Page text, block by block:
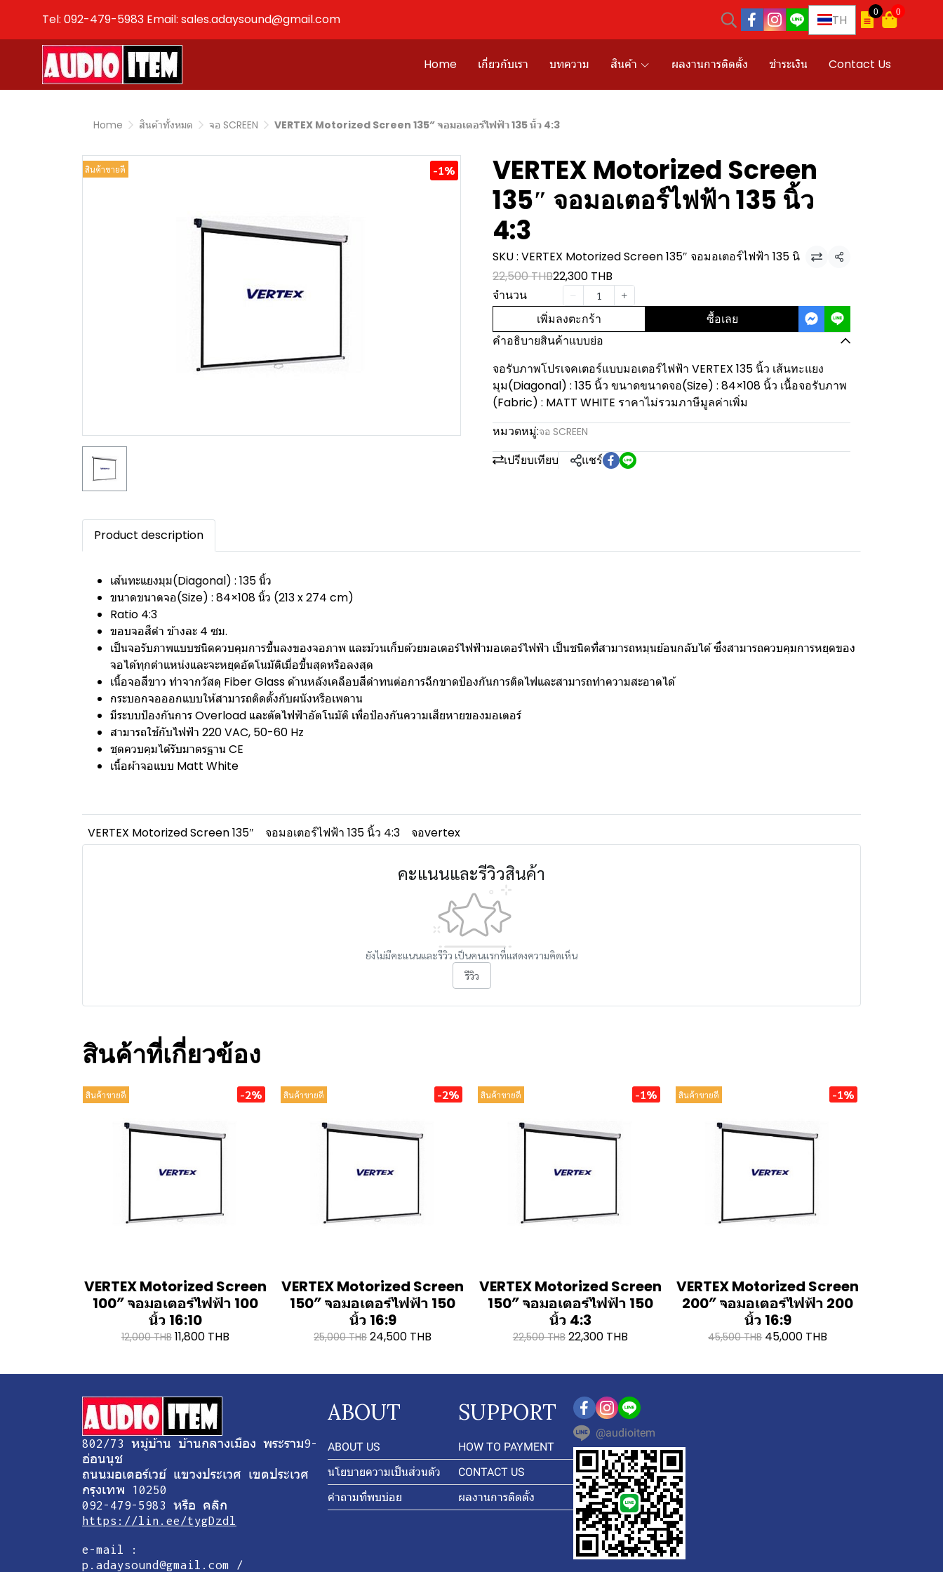
Tel: 092-479-5983 Email: sales.adaysound@gmail.com TH
0 0
Home เกี่ยวกับเรา บทความ สินค้า ผลงานการติดตั้ง ชำระเงิน Contact Us
Home สินค้าทั้งหมด จอ SCREEN VERTEX Motorized Screen 135″ จอมอเตอร์ไฟฟ้า 135 นิ้ว 4:3
สินค้าขายดี -1%
VERTEX Motorized Screen
135″ จอมอเตอร์ไฟฟ้า 135 นิ้ว
4:3
SKU : VERTEX Motorized Screen 135″ จอมอเตอร์ไฟฟ้า 135 นิ แชร์
22,500 THB22,300 THB
จำนวน
เพิ่มลงตะกร้า ซื้อเลย
คำอธิบายสินค้าแบบย่อ
จอรับภาพโปรเจคเตอร์แบบมอเตอร์ไฟฟ้า VERTEX 135 นิ้ว เส้นทะแยง
มุม(Diagonal) : 135 นิ้ว ขนาดขนาดจอ(Size) : 84×108 นิ้ว เนื้อจอรับภาพ
(Fabric) : MATT WHITE ราคาไม่รวมภาษีมูลค่าเพิ่ม
หมวดหมู่:จอ SCREEN
เปรียบเทียบ แชร์
Product description
เส้นทะแยงมุม(Diagonal) : 135 นิ้ว
ขนาดขนาดจอ(Size) : 84×108 นิ้ว (213 x 274 cm)
Ratio 4:3
ขอบจอสีดำ ข้างละ 4 ซม.
เป็นจอรับภาพแบบชนิดควบคุมการขึ้นลงของจอภาพ และม้วนเก็บด้วยมอเตอร์ไฟฟ้ามอเตอร์ไฟฟ้า เป็นชนิดที่สามารถหมุนย้อนกลับได้ ซึ่งสามารถควบคุมการหยุดของ
จอได้ทุกตำแหน่งและจะหยุดอัตโนมัติเมื่อขึ้นสุดหรือลงสุด
เนื้อจอสีขาว ทำจากวัสดุ Fiber Glass ด้านหลังเคลือบสีดำทนต่อการฉีกขาดป้องกันการติดไฟและสามารถทำความสะอาดได้
กระบอกจอออกแบบให้สามารถติดตั้งกับผนังหรือเพดาน
มีระบบป้องกันการ Overload และตัดไฟฟ้าอัตโนมัติ เพื่อป้องกันความเสียหายของมอเตอร์
สามารถใช้กับไฟฟ้า 220 VAC, 50-60 Hz
ชุดควบคุมได้รับมาตรฐาน CE
เนื้อผ้าจอแบบ Matt White
VERTEX Motorized Screen 135″ จอมอเตอร์ไฟฟ้า 135 นิ้ว 4:3 จอvertex
คะแนนและรีวิวสินค้า
ยังไม่มีคะแนนและรีวิว เป็นคนแรกที่แสดงความคิดเห็น
รีวิว
สินค้าที่เกี่ยวข้อง
สินค้าขายดี -2%
VERTEX Motorized Screen
100″ จอมอเตอร์ไฟฟ้า 100
นิ้ว 16:10
12,000 THB 11,800 THB
สินค้าขายดี -2%
VERTEX Motorized Screen
150″ จอมอเตอร์ไฟฟ้า 150
นิ้ว 16:9
25,000 THB 24,500 THB
สินค้าขายดี -1%
VERTEX Motorized Screen
150″ จอมอเตอร์ไฟฟ้า 150
นิ้ว 4:3
22,500 THB 22,300 THB
สินค้าขายดี -1%
VERTEX Motorized Screen
200″ จอมอเตอร์ไฟฟ้า 200
นิ้ว 16:9
45,500 THB 45,000 THB
802/73 หมู่บ้าน บ้านกลางเมือง พระราม9-
อ่อนนุช
ถนนมอเตอร์เวย์ แขวงประเวศ เขตประเวศ
กรุงเทพ 10250
092-479-5983 หรือ คลิก
https://lin.ee/tygDzdl
e-mail :
p.adaysound@gmail.com /
ABOUT
ABOUT US
นโยบายความเป็นส่วนตัว
คำถามที่พบบ่อย
SUPPORT
HOW TO PAYMENT
CONTACT US
ผลงานการติดตั้ง
@audioitem